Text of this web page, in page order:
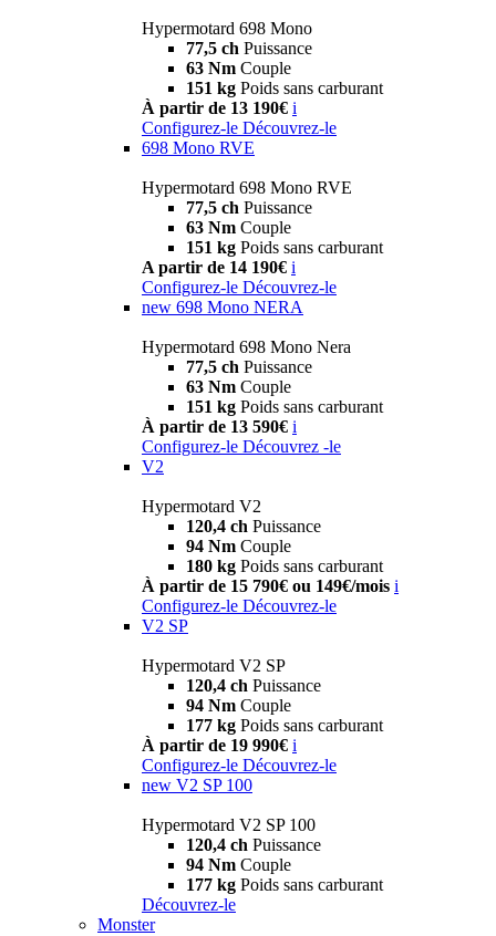
Hypermotard 698 Mono
77,5 ch Puissance
63 Nm Couple
151 kg Poids sans carburant
À partir de 13 190€ i
Configurez-le Découvrez-le
698 Mono RVE
Hypermotard 698 Mono RVE
77,5 ch Puissance
63 Nm Couple
151 kg Poids sans carburant
A partir de 14 190€ i
Configurez-le Découvrez-le
new 698 Mono NERA
Hypermotard 698 Mono Nera
77,5 ch Puissance
63 Nm Couple
151 kg Poids sans carburant
À partir de 13 590€ i
Configurez-le Découvrez -le
V2
Hypermotard V2
120,4 ch Puissance
94 Nm Couple
180 kg Poids sans carburant
À partir de 15 790€ ou 149€/mois i
Configurez-le Découvrez-le
V2 SP
Hypermotard V2 SP
120,4 ch Puissance
94 Nm Couple
177 kg Poids sans carburant
À partir de 19 990€ i
Configurez-le Découvrez-le
new V2 SP 100
Hypermotard V2 SP 100
120,4 ch Puissance
94 Nm Couple
177 kg Poids sans carburant
Découvrez-le
Monster